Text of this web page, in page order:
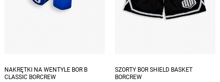
NAKRĘTKI NA WENTYLE BOR B
CLASSIC BORCREW
SZORTY BOR SHIELD BASKET
BORCREW